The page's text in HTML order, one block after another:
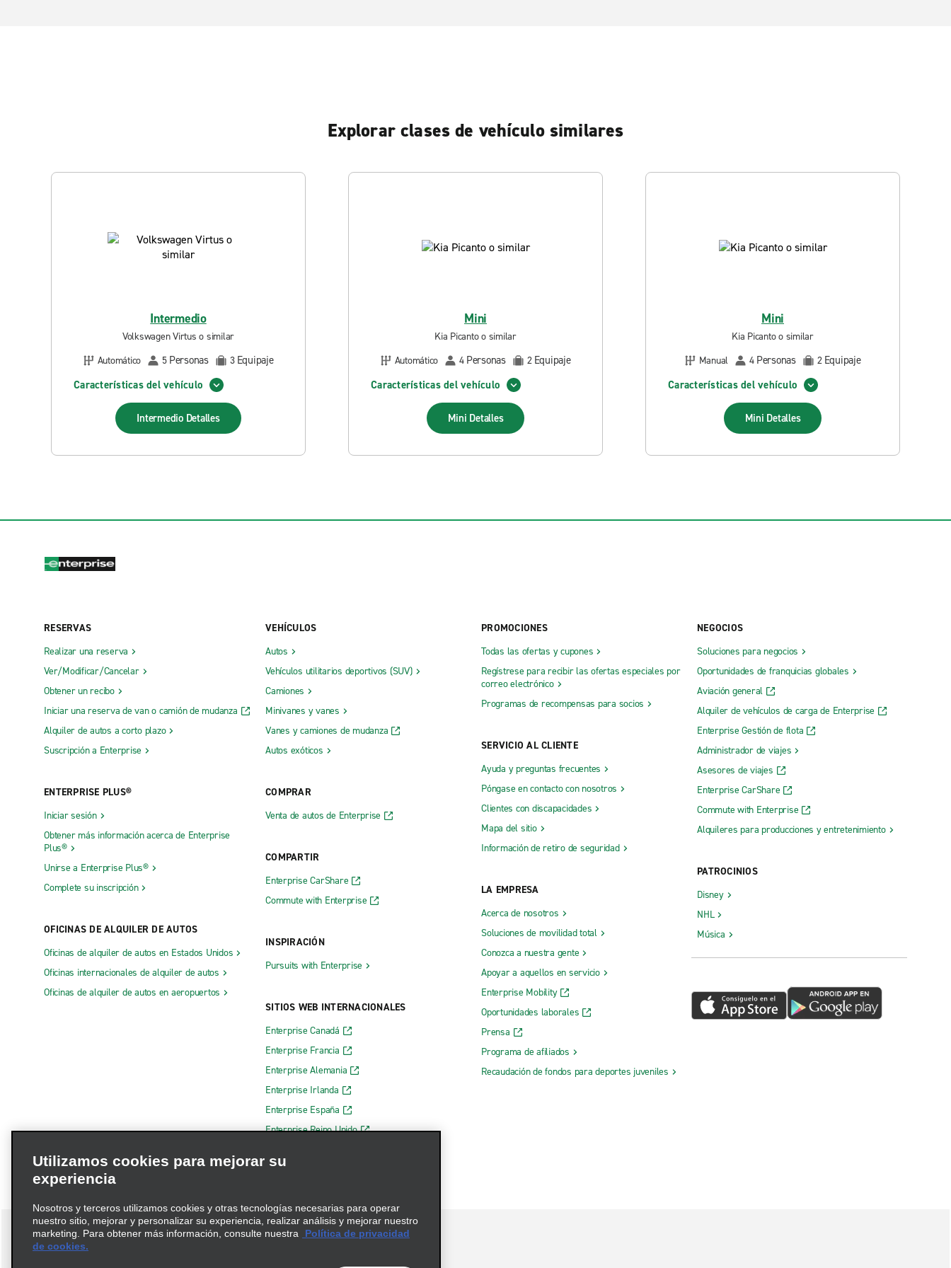
Explorar clases de vehículo similares
Intermedio
Volkswagen Virtus o similar
Automático
5 Personas 3 Equipaje
Características del vehículo
Intermedio Detalles
Mini
Kia Picanto o similar
Automático
4 Personas 2 Equipaje
Características del vehículo
Mini Detalles
Mini
Kia Picanto o similar
Manual
4 Personas 2 Equipaje
Características del vehículo
Mini Detalles
RESERVAS
Realizar una reserva
Ver/Modificar/Cancelar
Obtener un recibo
Iniciar una reserva de van o camión de mudanza
Alquiler de autos a corto plazo
Suscripción a Enterprise
ENTERPRISE PLUS®
Iniciar sesión
Obtener más información acerca de Enterprise
Plus®
Unirse a Enterprise Plus®
Complete su inscripción
OFICINAS DE ALQUILER DE AUTOS
Oficinas de alquiler de autos en Estados Unidos
Oficinas internacionales de alquiler de autos
Oficinas de alquiler de autos en aeropuertos
VEHÍCULOS
Autos
Vehículos utilitarios deportivos (SUV)
Camiones
Minivanes y vanes
Vanes y camiones de mudanza
Autos exóticos
COMPRAR
Venta de autos de Enterprise
COMPARTIR
Enterprise CarShare
Commute with Enterprise
INSPIRACIÓN
Pursuits with Enterprise
SITIOS WEB INTERNACIONALES
Enterprise Canadá
Enterprise Francia
Enterprise Alemania
Enterprise Irlanda
Enterprise España
Enterprise Reino Unido
PROMOCIONES
Todas las ofertas y cupones
Regístrese para recibir las ofertas especiales por
correo electrónico
Programas de recompensas para socios
SERVICIO AL CLIENTE
Ayuda y preguntas frecuentes
Póngase en contacto con nosotros
Clientes con discapacidades
Mapa del sitio
Información de retiro de seguridad
LA EMPRESA
Acerca de nosotros
Soluciones de movilidad total
Conozca a nuestra gente
Apoyar a aquellos en servicio
Enterprise Mobility
Oportunidades laborales
Prensa
Programa de afiliados
Recaudación de fondos para deportes juveniles
NEGOCIOS
Soluciones para negocios
Oportunidades de franquicias globales
Aviación general
Alquiler de vehículos de carga de Enterprise
Enterprise Gestión de flota
Administrador de viajes
Asesores de viajes
Enterprise CarShare
Commute with Enterprise
Alquileres para producciones y entretenimiento
PATROCINIOS
Disney
NHL
Música
Utilizamos cookies para mejorar su
experiencia
Nosotros y terceros utilizamos cookies y otras tecnologías necesarias para operar
nuestro sitio, mejorar y personalizar su experiencia, realizar análisis y mejorar nuestro
marketing. Para obtener más información, consulte nuestra
Política de privacidad
de cookies.